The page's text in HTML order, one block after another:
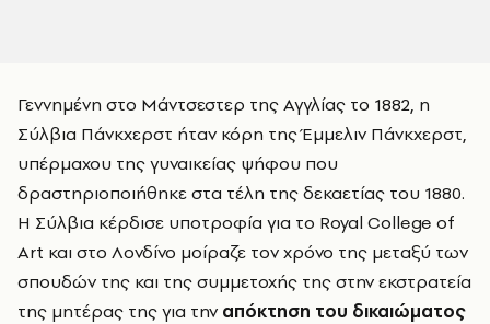
Γεννημένη στο Μάντσεστερ της Αγγλίας το 1882, η
Σύλβια Πάνκχερστ ήταν κόρη της Έμμελιν Πάνκχερστ,
υπέρμαχου της γυναικείας ψήφου που
δραστηριοποιήθηκε στα τέλη της δεκαετίας του 1880.
Η Σύλβια κέρδισε υποτροφία για το Royal College of
Art και στο Λονδίνο μοίραζε τον χρόνο της μεταξύ των
σπουδών της και της συμμετοχής της στην εκστρατεία
της μητέρας της για την απόκτηση του δικαιώματος